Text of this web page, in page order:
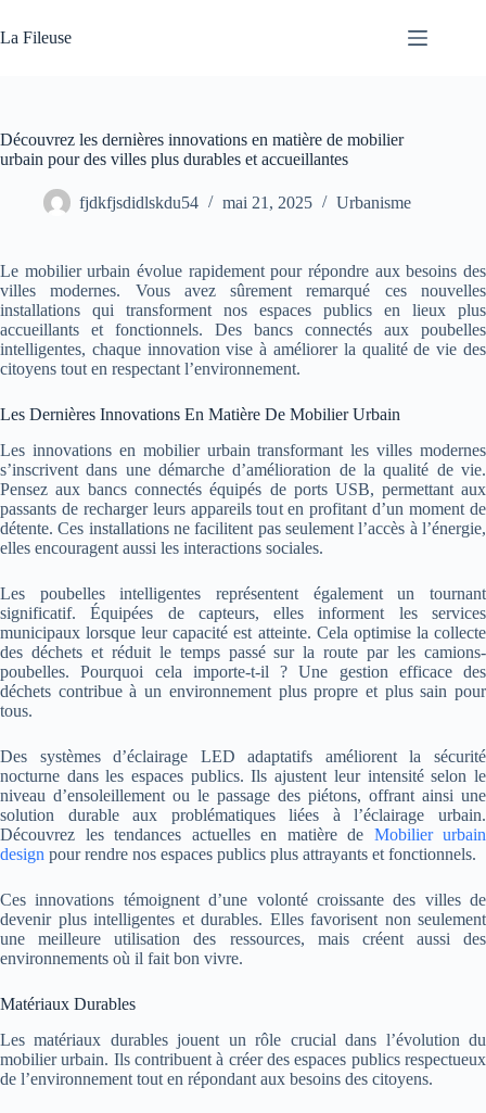
au
contenu
La Fileuse
Découvrez les dernières innovations en matière de mobilier
urbain pour des villes plus durables et accueillantes
fjdkfjsdidlskdu54 mai 21, 2025 Urbanisme
Le mobilier urbain évolue rapidement pour répondre aux besoins des
villes modernes. Vous avez sûrement remarqué ces nouvelles
installations qui transforment nos espaces publics en lieux plus
accueillants et fonctionnels. Des bancs connectés aux poubelles
intelligentes, chaque innovation vise à améliorer la qualité de vie des
citoyens tout en respectant l’environnement.
Les Dernières Innovations En Matière De Mobilier Urbain
Les innovations en mobilier urbain transformant les villes modernes
s’inscrivent dans une démarche d’amélioration de la qualité de vie.
Pensez aux bancs connectés équipés de ports USB, permettant aux
passants de recharger leurs appareils tout en profitant d’un moment de
détente. Ces installations ne facilitent pas seulement l’accès à l’énergie,
elles encouragent aussi les interactions sociales.
Les poubelles intelligentes représentent également un tournant
significatif. Équipées de capteurs, elles informent les services
municipaux lorsque leur capacité est atteinte. Cela optimise la collecte
des déchets et réduit le temps passé sur la route par les camions-
poubelles. Pourquoi cela importe-t-il ? Une gestion efficace des
déchets contribue à un environnement plus propre et plus sain pour
tous.
Des systèmes d’éclairage LED adaptatifs améliorent la sécurité
nocturne dans les espaces publics. Ils ajustent leur intensité selon le
niveau d’ensoleillement ou le passage des piétons, offrant ainsi une
solution durable aux problématiques liées à l’éclairage urbain.
Découvrez les tendances actuelles en matière de Mobilier urbain
design pour rendre nos espaces publics plus attrayants et fonctionnels.
Ces innovations témoignent d’une volonté croissante des villes de
devenir plus intelligentes et durables. Elles favorisent non seulement
une meilleure utilisation des ressources, mais créent aussi des
environnements où il fait bon vivre.
Matériaux Durables
Les matériaux durables jouent un rôle crucial dans l’évolution du
mobilier urbain. Ils contribuent à créer des espaces publics respectueux
de l’environnement tout en répondant aux besoins des citoyens.